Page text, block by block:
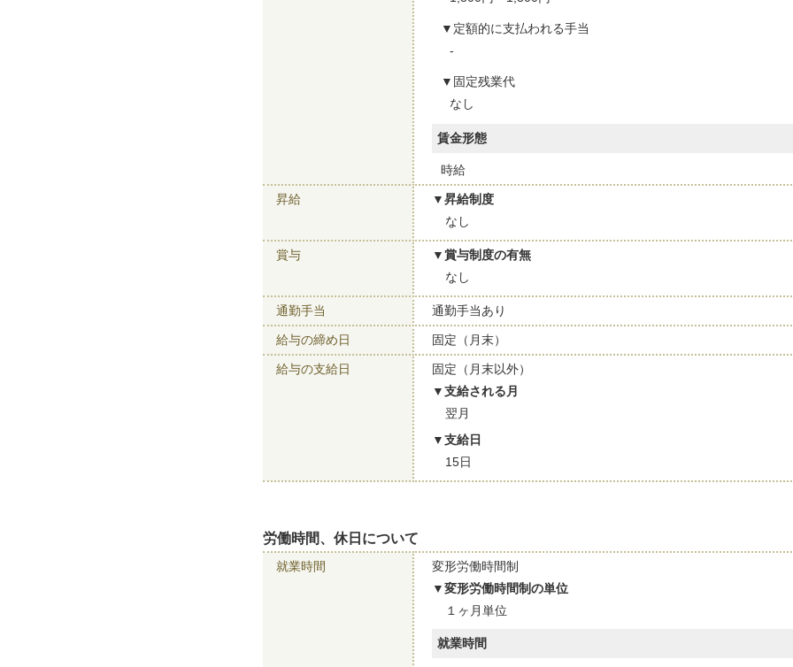
定額的に支払われる手当
-
固定残業代
なし
賃金形態
時給
昇給
昇給制度
なし
賞与
賞与制度の有無
なし
通勤手当 通勤手当あり
給与の締め日 固定（月末）
給与の支給日
固定（月末以外）
支給される月
翌月
支給日
15日
労働時間、休日について
就業時間
変形労働時間制
変形労働時間制の単位
１ヶ月単位
就業時間